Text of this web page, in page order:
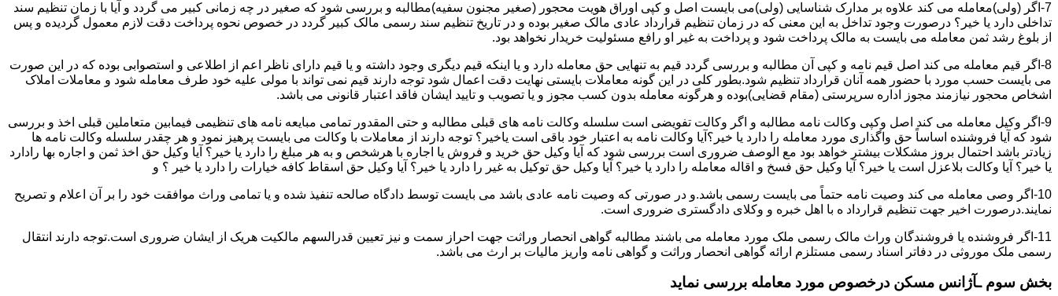
7-اگر (ولی)معامله می کند علاوه بر مدارک شناسایی (ولی)می بایست اصل و کپی اوراق هویت محجور (صغیر مجنون سفیه)مطالبه و بررسی شود که صغیر در چه زمانی کبیر می گردد و آیا با زمان تنظیم سند
تداخلی دارد یا خیر؟ درصورت وجود تداخل به این معنی که در زمان تنظیم قرارداد عادی مالک صغیر بوده و در تاریخ تنظیم سند رسمی مالک کبیر گردد در خصوص نحوه پرداخت دقت لازم معمول گردیده و پس
از بلوغ رشد ثمن معامله می بایست به مالک پرداخت شود و پرداخت به غیر او رافع مسئولیت خریدار نخواهد بود.
8-اگر قیم معامله می کند اصل قیم نامه و کپی آن مطالبه و بررسی گردد قیم به تنهایی حق معامله دارد و یا اینکه قیم دیگری وجود داشته و یا قیم دارای ناظر اعم از اطلاعی و استصوابی بوده که در این صورت
می بایست حسب مورد با حضور همه آنان قرارداد تنظیم شود.بطور کلی در این گونه معاملات بایستی نهایت دقت اعمال شود توجه دارند قیم نمی تواند با مولی علیه خود طرف معامله شود و معاملات املاک
اشخاص محجور نیازمند مجوز اداره سرپرستی (مقام قضایی)بوده و هرگونه معامله بدون کسب مجوز و یا تصویب و تایید ایشان فاقد اعتبار قانونی می باشد.
9-اگر وکیل معامله می کند اصل وکپی وکالت نامه مطالبه و اگر وکالت تفویضی است سلسله وکالت نامه های قبلی مطالبه و حتی المقدور تمامی مبایعه نامه های تنظیمی فیمابین متعاملین قبلی اخذ و بررسی
شود که آیا فروشنده اساساً حق واگذاری مورد معامله را دارد یا خیر؟آیا وکالت نامه به اعتبار خود باقی است یاخیر؟ توجه دارند از معاملات با وکالت می بایست پرهیز نمود و هر چقدر سلسله وکالت نامه ها
زیادتر باشد احتمال بروز مشکلات بیشتر خواهد بود مع الوصف ضروری است بررسی شود که آیا وکیل حق خرید و فروش یا اجاره با هرشخص و به هر مبلغ را دارد یا خیر؟ آیا وکیل حق اخذ ثمن و اجاره بها رادارد
یا خیر؟ آیا وکالت بلاعزل است یا خیر؟ آیا وکیل حق فسخ و اقاله معامله را دارد یا خیر؟ آیا وکیل حق توکیل به غیر را دارد یا خیر؟ آیا وکیل حق اسقاط کافه خیارات را دارد یا خیر ؟ و
10-اگر وصی معامله می کند وصیت نامه حتماً می بایست رسمی باشد.و در صورتی که وصیت نامه عادی باشد می بایست توسط دادگاه صالحه تنفیذ شده و یا تمامی وراث موافقت خود را بر آن اعلام و تصریح
نمایند.درصورت اخیر جهت تنظیم قرارداد ه با اهل خبره و وکلای دادگستری ضروری است.
11-اگر فروشنده یا فروشندگان وراث مالک رسمی ملک مورد معامله می باشند مطالبه گواهی انحصار وراثت جهت احراز سمت و نیز تعیین قدرالسهم مالکیت هریک از ایشان ضروری است.توجه دارند انتقال
رسمی ملک موروثی در دفاتر اسناد رسمی مستلزم ارائه گواهی انحصار وراثت و گواهی نامه واریز مالیات بر ارث می باشد.
بخش سوم ـآژانس مسکن درخصوص مورد معامله بررسی نماید